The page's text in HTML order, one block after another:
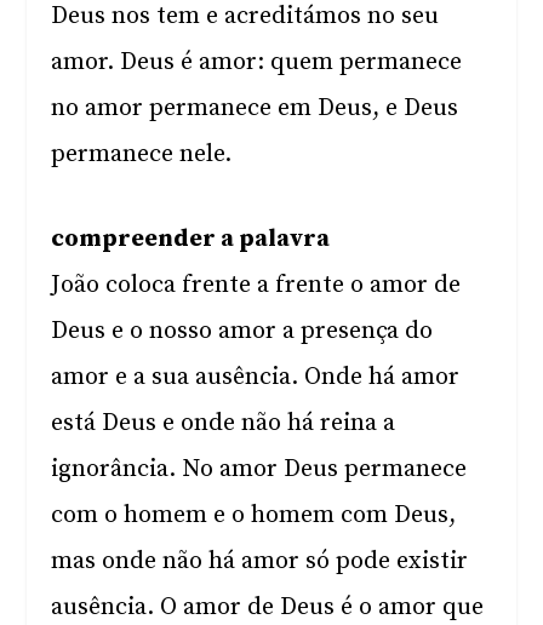
Deus nos tem e acreditámos no seu
amor. Deus é amor: quem permanece
no amor permanece em Deus, e Deus
permanece nele.
compreender a palavra
João coloca frente a frente o amor de
Deus e o nosso amor a presença do
amor e a sua ausência. Onde há amor
está Deus e onde não há reina a
ignorância. No amor Deus permanece
com o homem e o homem com Deus,
mas onde não há amor só pode existir
ausência. O amor de Deus é o amor que